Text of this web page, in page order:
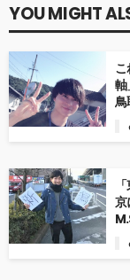
YOU MIGHT
軸
鳥
京